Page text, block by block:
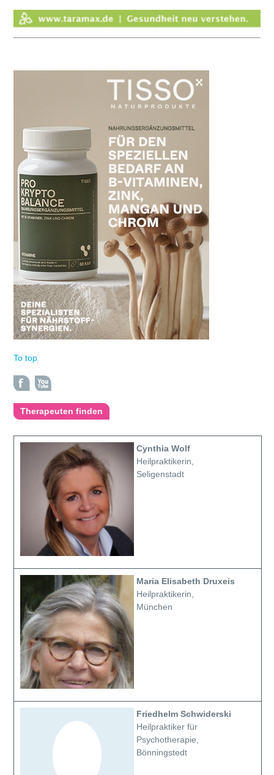
To top
Therapeuten finden
Cynthia Wolf
Heilpraktikerin,
Seligenstadt
Maria Elisabeth Druxeis
Heilpraktikerin,
München
Friedhelm Schwiderski
Heilpraktiker für
Psychotherapie,
Bönningstedt